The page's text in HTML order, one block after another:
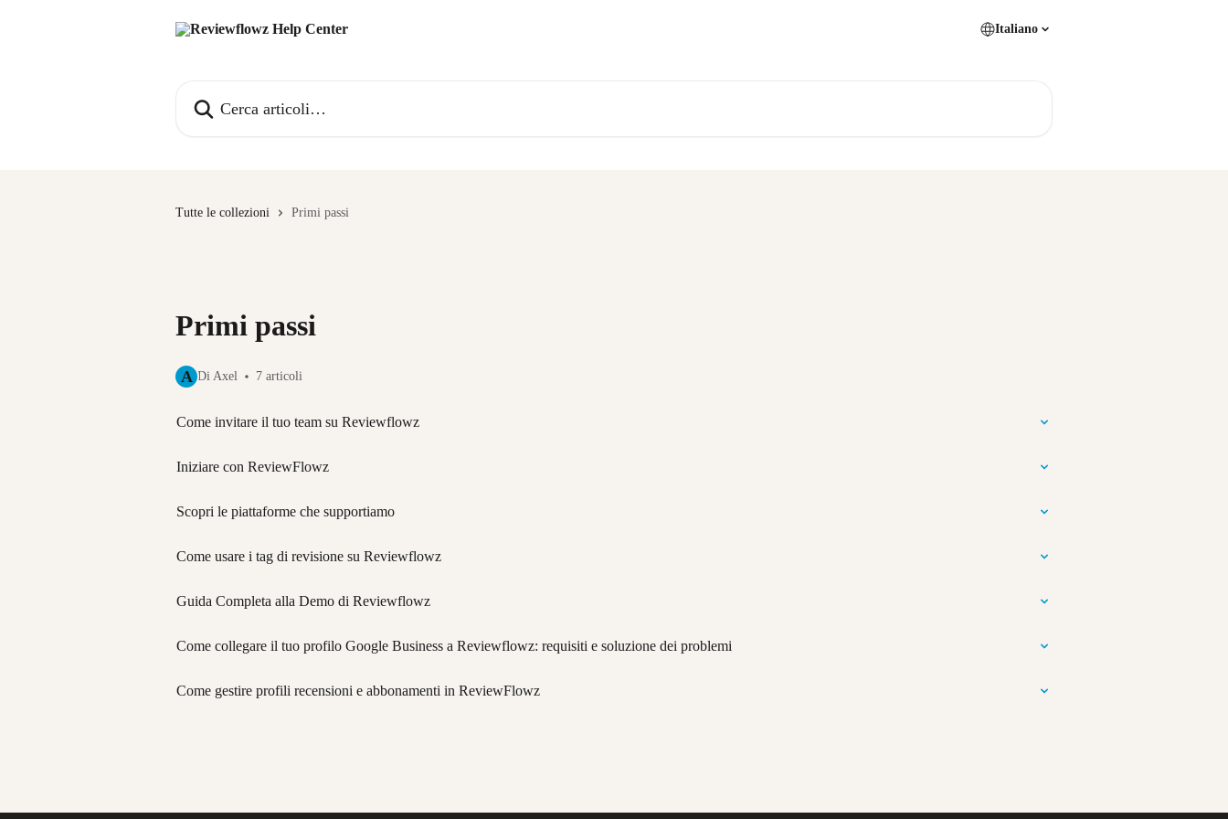
Italiano
Tutte le collezioni Primi passi
Primi passi
A Di Axel 7 articoli
Come invitare il tuo team su Reviewflowz
Iniziare con ReviewFlowz
Scopri le piattaforme che supportiamo
Come usare i tag di revisione su Reviewflowz
Guida Completa alla Demo di Reviewflowz
Come collegare il tuo profilo Google Business a Reviewflowz: requisiti e soluzione dei problemi
Come gestire profili recensioni e abbonamenti in ReviewFlowz